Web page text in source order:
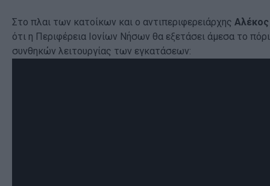
Στο πλαι των κατοίκων και ο αντιπεριφερειάρχης
ότι η Περιφέρεια Ιονίων Νήσων θα εξετάσει άμεσα το
συνθηκών λειτουργίας των εγκατάσεων: